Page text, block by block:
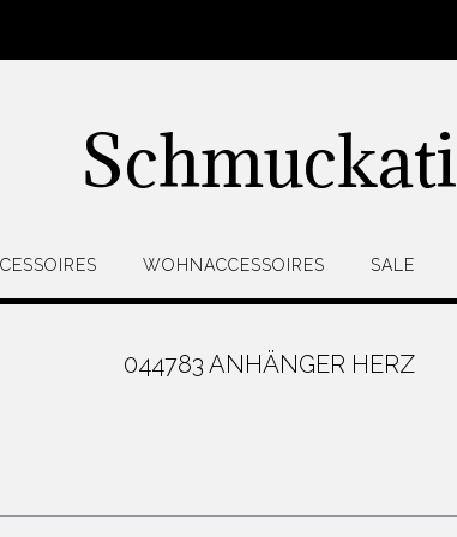
Schmuckati
WOHNACCESSOIRES SALE
044783 ANHÄNGER HERZ